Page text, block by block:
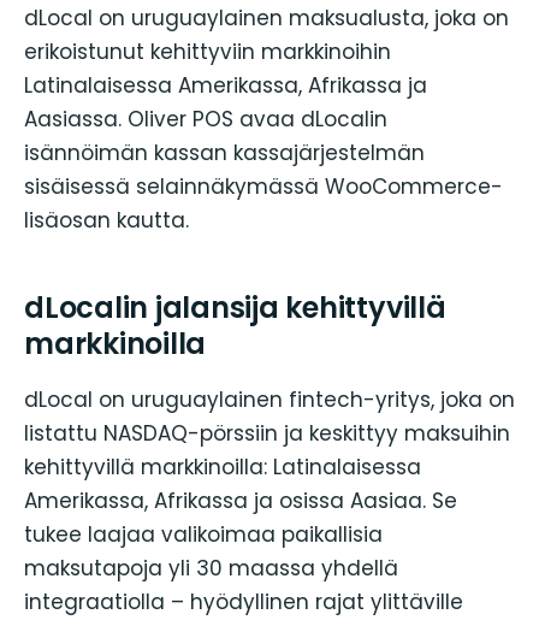
dLocal on uruguaylainen maksualusta, joka on
erikoistunut kehittyviin markkinoihin
Latinalaisessa Amerikassa, Afrikassa ja
Aasiassa. Oliver POS avaa dLocalin
isännöimän kassan kassajärjestelmän
sisäisessä selainnäkymässä WooCommerce-
lisäosan kautta.
dLocalin jalansija kehittyvillä
markkinoilla
dLocal on uruguaylainen fintech-yritys, joka on
listattu NASDAQ-pörssiin ja keskittyy maksuihin
kehittyvillä markkinoilla: Latinalaisessa
Amerikassa, Afrikassa ja osissa Aasiaa. Se
tukee laajaa valikoimaa paikallisia
maksutapoja yli 30 maassa yhdellä
integraatiolla – hyödyllinen rajat ylittäville